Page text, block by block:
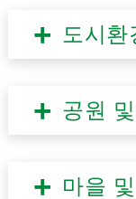
도시환
공원
마을